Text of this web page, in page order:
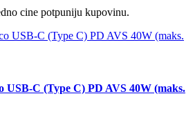
cine potpuniju kupovinu.
USB-C (Type C) PD AVS 40W (maks.